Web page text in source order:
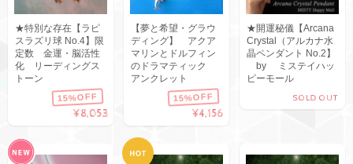
★特別な存在【ラピ
スラズリ球 No.4】限
定数 金運・脳活性
化 リーディングス
トーン
15%OFF
¥8,053
【夢と希望・グラウ
ディング】 アクア
マリンとドルフィン
のドラマティック
アンクレット
15%OFF
¥4,156
★開運秘儀【Arcana
Crystal（アルカナ水
晶ペンダント No.2】
by ミステイハッ
ピーモール
SOLD OUT